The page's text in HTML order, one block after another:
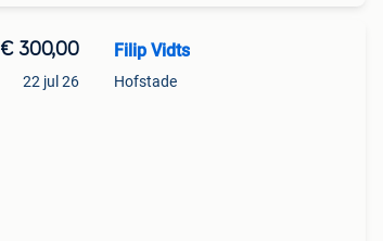
€ 300,00
22 jul 26
Filip Vidts
Hofstade